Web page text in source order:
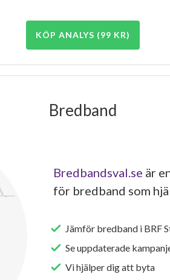
KÖP ANALYS (99 KR)
Bredband
Bredbandsval.se är
för bredband som
Jämför bredband i BRF
Se uppdaterade
Vi hjälper dig att byta